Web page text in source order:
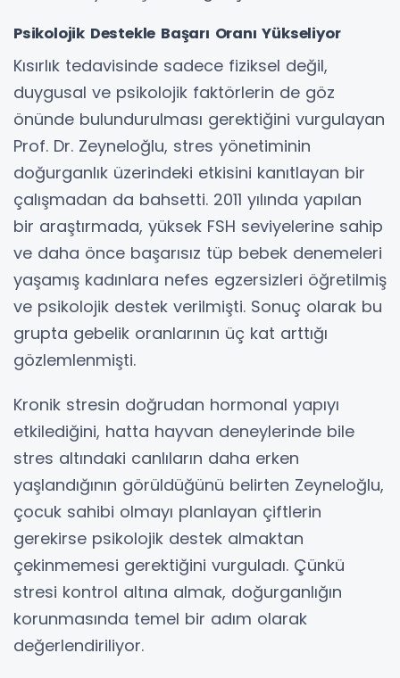
Psikolojik Destekle Başarı Oranı Yükseliyor
Kısırlık tedavisinde sadece fiziksel değil,
duygusal ve psikolojik faktörlerin de göz
önünde bulundurulması gerektiğini vurgulayan
Prof. Dr. Zeyneloğlu, stres yönetiminin
doğurganlık üzerindeki etkisini kanıtlayan bir
çalışmadan da bahsetti. 2011 yılında yapılan
bir araştırmada, yüksek FSH seviyelerine sahip
ve daha önce başarısız tüp bebek denemeleri
yaşamış kadınlara nefes egzersizleri öğretilmiş
ve psikolojik destek verilmişti. Sonuç olarak bu
grupta gebelik oranlarının üç kat arttığı
gözlemlenmişti.
Kronik stresin doğrudan hormonal yapıyı
etkilediğini, hatta hayvan deneylerinde bile
stres altındaki canlıların daha erken
yaşlandığının görüldüğünü belirten Zeyneloğlu,
çocuk sahibi olmayı planlayan çiftlerin
gerekirse psikolojik destek almaktan
çekinmemesi gerektiğini vurguladı. Çünkü
stresi kontrol altına almak, doğurganlığın
korunmasında temel bir adım olarak
değerlendiriliyor.